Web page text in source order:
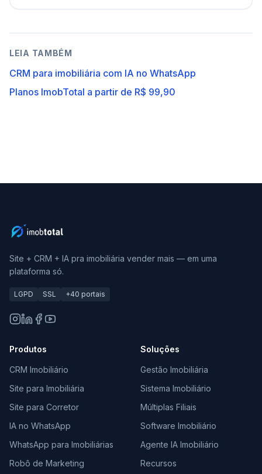
LEIA TAMBÉM
CRM para imobiliária com IA no WhatsApp
Planos ImobTotal a partir de R$ 99,90
Site + CRM + IA pra imobiliária vender mais — em uma
plataforma só.
LGPD SSL +40 portais
Produtos
CRM Imobiliário
Site para Imobiliária
Site para Corretor
IA no WhatsApp
WhatsApp para Imobiliárias
Robô de Marketing
Soluções
Gestão Imobiliária
Sistema Imobiliário
Múltiplas Filiais
Software Imobiliário
Agente IA Imobiliário
Recursos